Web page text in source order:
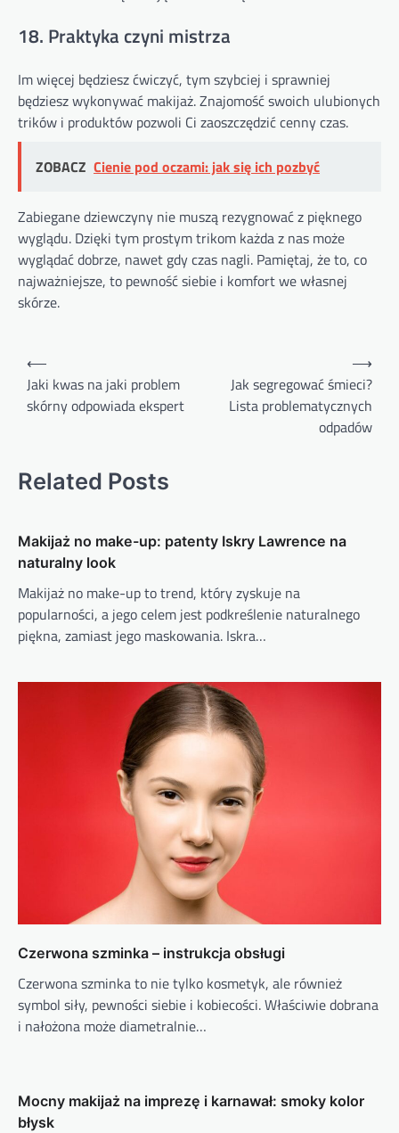
18. Praktyka czyni mistrza
Im więcej będziesz ćwiczyć, tym szybciej i sprawniej
będziesz wykonywać makijaż. Znajomość swoich ulubionych
trików i produktów pozwoli Ci zaoszczędzić cenny czas.
ZOBACZ Cienie pod oczami: jak się ich pozbyć
Zabiegane dziewczyny nie muszą rezygnować z pięknego
wyglądu. Dzięki tym prostym trikom każda z nas może
wyglądać dobrze, nawet gdy czas nagli. Pamiętaj, że to, co
najważniejsze, to pewność siebie i komfort we własnej
skórze.
Nawigacja
wpisu
⟵
Jaki kwas na jaki problem
skórny odpowiada ekspert
Jak segregować śmieci?
Lista problematycznych
odpadów
⟶
Related Posts
Makijaż no make-up: patenty Iskry Lawrence na
naturalny look
Makijaż no make-up to trend, który zyskuje na
popularności, a jego celem jest podkreślenie naturalnego
piękna, zamiast jego maskowania. Iskra…
Czerwona szminka – instrukcja obsługi
Czerwona szminka to nie tylko kosmetyk, ale również
symbol siły, pewności siebie i kobiecości. Właściwie dobrana
i nałożona może diametralnie…
Mocny makijaż na imprezę i karnawał: smoky kolor
błysk